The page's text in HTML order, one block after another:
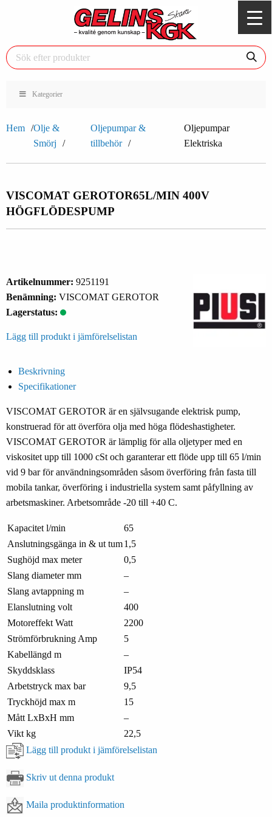
Kategorier
Hem
Olje &
Smörj
Oljepumpar &
tillbehör
Oljepumpar
Elektriska
VISCOMAT GEROTOR65L/MIN 400V
HÖGFLÖDESPUMP
Artikelnummer: 9251191
Benämning: VISCOMAT GEROTOR
Lagerstatus:
Lägg till produkt i jämförelselistan
Beskrivning
Specifikationer
VISCOMAT GEROTOR är en självsugande elektrisk pump,
konstruerad för att överföra olja med höga flödeshastigheter.
VISCOMAT GEROTOR är lämplig för alla oljetyper med en
viskositet upp till 1000 cSt och garanterar ett flöde upp till 65 l/min
vid 9 bar för användningsområden såsom överföring från fasta till
mobila tankar, överföring i industriella system samt påfyllning av
arbetsmaskiner. Arbetsområde -20 till +40 C.
Kapacitet l/min
65
Anslutningsgänga in & ut tum1,5
Sughöjd max meter
0,5
Slang diameter mm
–
Slang avtappning m
–
Elanslutning volt
400
Motoreffekt Watt
2200
Strömförbrukning Amp
5
Kabellängd m
–
Skyddsklass
IP54
Arbetstryck max bar
9,5
Tryckhöjd max m
15
Mått LxBxH mm
–
Vikt kg
22,5
Lägg till produkt i jämförelselistan
Skriv ut denna produkt
Maila produktinformation